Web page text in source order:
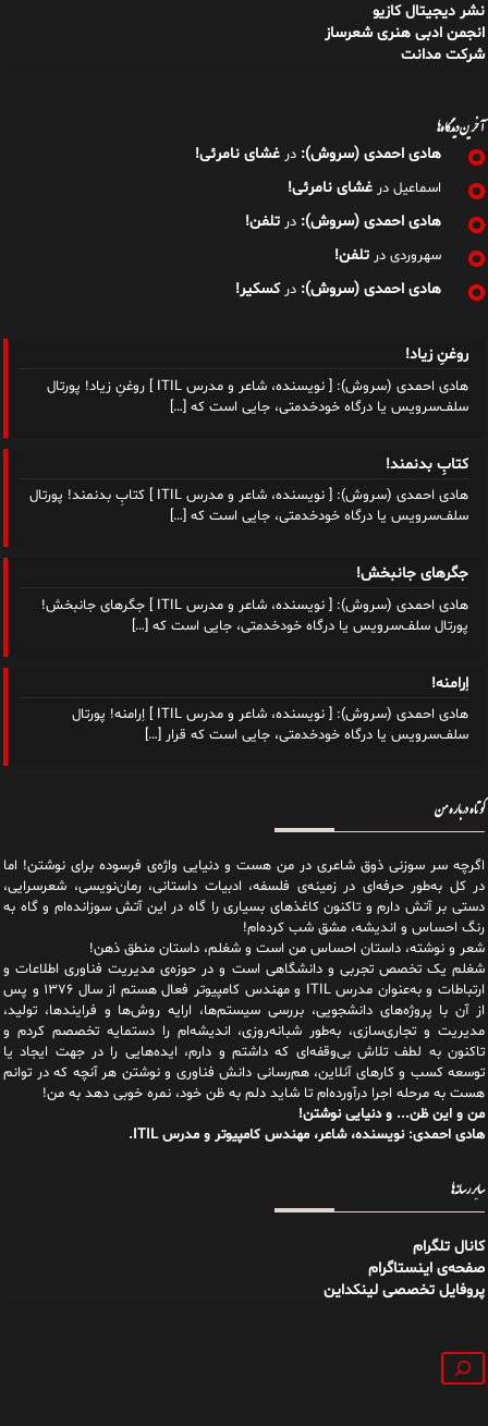
نشر دیجیتال کازیو
انجمن ادبی هنری شعرساز
شرکت مدانت
آخرین دیدگاه‌ها
هادی احمدی (سروش): در غشای نامرئی!
اسماعیل در غشای نامرئی!
هادی احمدی (سروش): در تلفن!
سهروردی در تلفن!
هادی احمدی (سروش): درکسکیر!
روغنِ زیاد!
هادی احمدی (سروش): [ نویسنده، شاعر و مدرس ITIL ] روغنِ زیاد! پورتال
سلف‌سرویس یا درگاه خودخدمتی، جایی است که […]
کتابِ بدنمند!
هادی احمدی (سروش): [ نویسنده، شاعر و مدرس ITIL ] کتابِ بدنمند! پورتال
سلف‌سرویس یا درگاه خودخدمتی، جایی است که […]
جگرهای جانبخش!
هادی احمدی (سروش): [ نویسنده، شاعر و مدرس ITIL ] جگرهای جانبخش!
پورتال سلف‌سرویس یا درگاه خودخدمتی، جایی است که […]
اِرامنه!
هادی احمدی (سروش): [ نویسنده، شاعر و مدرس ITIL ] اِرامنه! پورتال
سلف‌سرویس یا درگاه خودخدمتی، جایی است که قرار […]
کوتاه درباره من
اگرچه سر سوزنی ذوق شاعری در من هست و دنیایی واژه‌‌ی فرسوده برای نوشتن! اما
در کل به‌طور حرفه‌ای در زمینه‌ی فلسفه، ادبیات داستانی، رمان‌نویسی، شعرسرایی،
دستی بر آتش دارم و تاکنون کاغذهای بسیاری را گاه در این آتش سوزانده‌ام و گاه به
رنگ احساس و اندیشه، مشق شب کرده‌ام!
شعر و نوشته، داستان احساس من است و شغلم، داستان منطق ذهن!
شغلم یک تخصص تجربی و دانشگاهی است و در حوزه‌ی مدیریت فناوری اطلاعات و
ارتباطات و به‌عنوان مدرس ITIL و مهندس کامپیوتر فعال هستم از سال ۱۳۷۶ و پس
از آن با پروژه‌های دانشجویی، بررسی سیستم‌ها، ارایه روش‌ها و فرایندها، تولید،
مدیریت و تجاری‌سازی، به‌طور شبانه‌روزی، اندیشه‌ام را دستمایه تخصصم کردم و
تاکنون به لطف تلاش بی‌وقفه‌ای که داشتم و دارم، اید‌ه‌هایی را در جهت ایجاد یا
توسعه کسب و کارهای آنلاین، هم‌رسانی دانش فناوری و نوشتن هر آنچه که در توانم
هست به مرحله اجرا درآورده‌ام تا شاید دلم به ظن خود، نمره خوبی دهد به من!
من و این ظن... و دنیایی نوشتن!
هادی احمدی: نویسنده، شاعر، مهندس کامپیوتر و مدرس ITIL.
سایر رسانه‌ها
کانال تلگرام
صفحه‌ی اینستاگرام
پروفایل تخصصی لینکداین
جستجو